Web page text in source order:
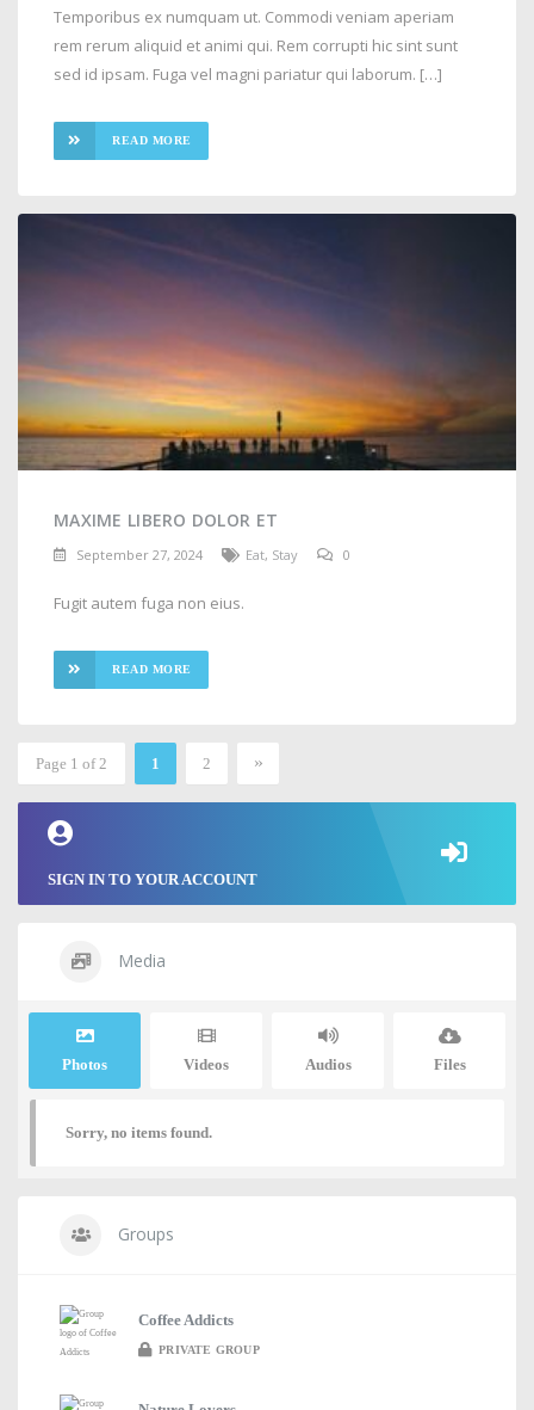
Temporibus ex numquam ut. Commodi veniam aperiam
rem rerum aliquid et animi qui. Rem corrupti hic sint sunt
sed id ipsam. Fuga vel magni pariatur qui laborum. […]
READ MORE
MAXIME LIBERO DOLOR ET
September 27, 2024 Eat, Stay 0
Fugit autem fuga non eius.
READ MORE
Page 1 of 2 1 2 »
2
SIGN IN TO YOUR ACCOUNT
Media
Photos Videos Audios Files
Sorry, no items found.
Groups
Coffee Addicts
PRIVATE GROUP